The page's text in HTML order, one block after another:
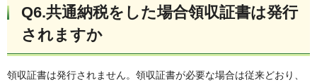
Q6.共通納税をした場合領収証書は発行
されますか
領収証書は発行されません。領収証書が必要な場合は従来どおり、